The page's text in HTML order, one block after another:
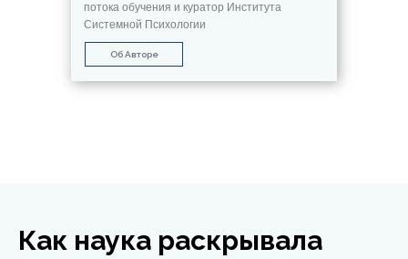
потока обучения и куратор Института
Системной Психологии
Об Авторе
Как наука раскрывала